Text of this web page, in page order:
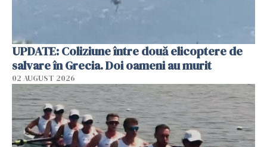
UPDATE: Coliziune între două elicoptere de
salvare în Grecia. Doi oameni au murit
02 AUGUST 2026